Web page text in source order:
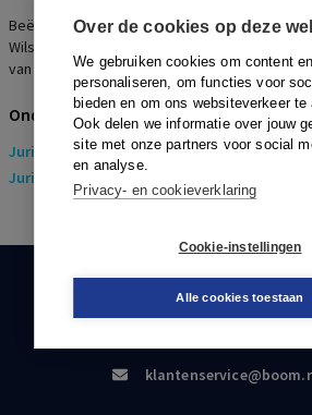
Over de cookies op deze
We gebruiken cookies om content
personaliseren, om functies voor
bieden en om ons websiteverkeer te
Ook delen we informatie over jouw
site met onze partners voor social
en analyse.
Privacy- en cookieverklaring
Cookie-instellingen
Alle cookies toestaan
Beëindiging wederzijds goedvinden,
Wilsgebrek, Vertrouwensleer,
van goed werknemerschap, Inzage
Onderwerpen
Juridisch> Arbeidsrecht
Juridisch
> Sociaal Zekerheidsrecht
KLANTENSERVICE